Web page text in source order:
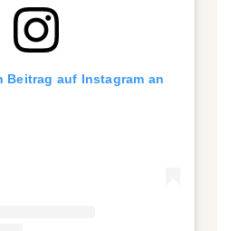
Beitrag auf Instagram an